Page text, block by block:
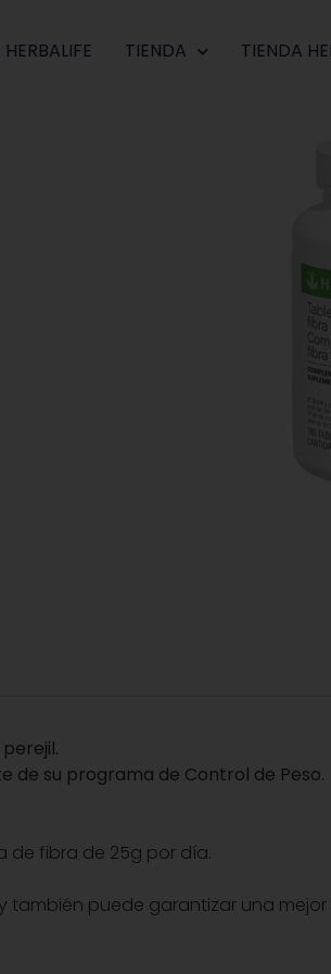
TIENDA TIENDA
de su programa de Control de Peso.
de fibra de 25g por día.
también puede garantizar una